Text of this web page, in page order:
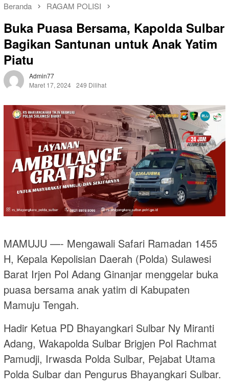
Beranda RAGAM POLISI
Buka Puasa Bersama, Kapolda Sulbar
Bagikan Santunan untuk Anak Yatim
Piatu
Admin77
Maret 17, 2024 249 Dilihat
MAMUJU —- Mengawali Safari Ramadan 1455
H, Kepala Kepolisian Daerah (Polda) Sulawesi
Barat Irjen Pol Adang Ginanjar menggelar buka
puasa bersama anak yatim di Kabupaten
Mamuju Tengah.
Hadir Ketua PD Bhayangkari Sulbar Ny Miranti
Adang, Wakapolda Sulbar Brigjen Pol Rachmat
Pamudji, Irwasda Polda Sulbar, Pejabat Utama
Polda Sulbar dan Pengurus Bhayangkari Sulbar.